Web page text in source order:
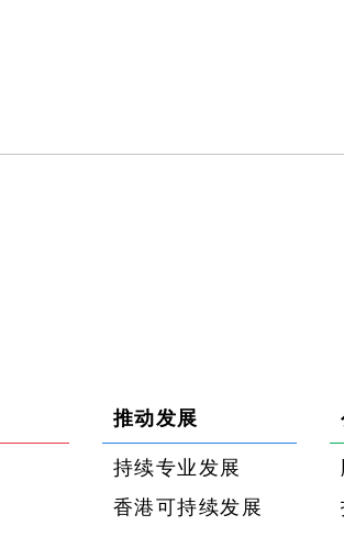
推动发展
持续专业发展
香港可持续发展